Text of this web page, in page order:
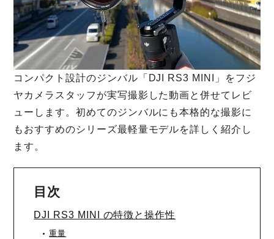
コンパクト設計のジンバル「DJI RS3 MINI」をフジ
ヤカメラスタッフが実写撮影した動画と併せてレビ
ューします。初めてのジンバルにも本格的な撮影に
もおすすめのシリーズ最軽量モデルを詳しく紹介し
ます。
目次
DJI RS3 MINI の特徴と操作性
重量